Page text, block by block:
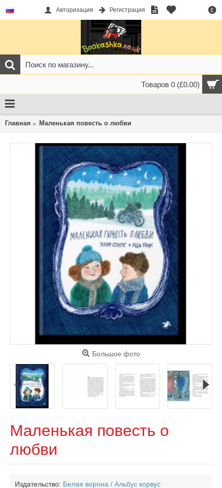
£
Авторизация Регистрация
Товаров 0 (£0.00)
Главная Маленькая повесть о любви
Большое фото
Маленькая повесть о
любви
Издательство: Белая ворона / Альбус корвус